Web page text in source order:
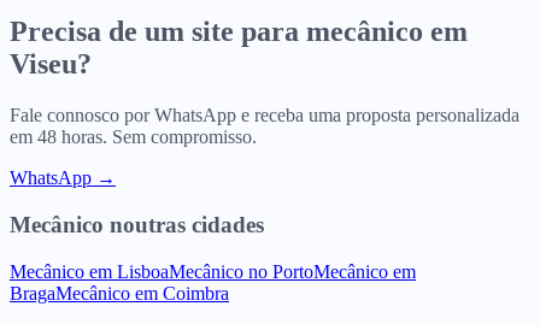
Precisa de um site para mecânico em
Viseu?
Fale connosco por WhatsApp e receba uma proposta personalizada
em 48 horas. Sem compromisso.
WhatsApp →
Mecânico noutras cidades
Mecânico em LisboaMecânico no PortoMecânico em
BragaMecânico em Coimbra